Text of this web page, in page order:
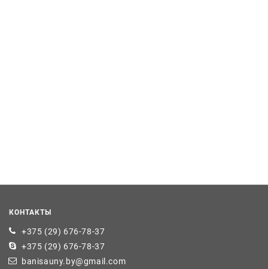
КОНТАКТЫ
+375 (29) 676-78-37
+375 (29) 676-78-37
banisauny.by@gmail.com